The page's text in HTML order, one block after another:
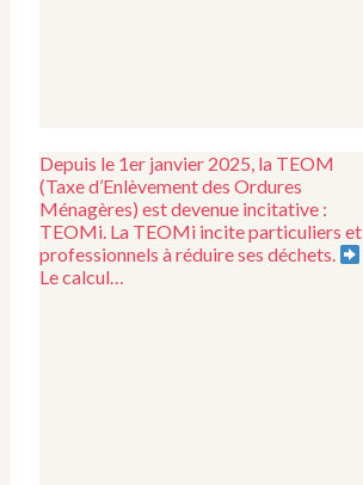
Depuis le 1er janvier 2025, la TEOM
(Taxe d’Enlèvement des Ordures
Ménagères) est devenue incitative :
TEOMi. La TEOMi incite particuliers et
professionnels à réduire ses déchets.
Le calcul…